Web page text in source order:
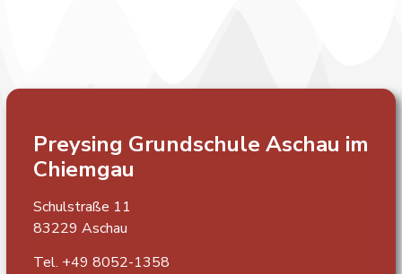
Preysing Grundschule Aschau im
Chiemgau
Schulstraße 11
83229 Aschau
Tel. +49 8052-1358